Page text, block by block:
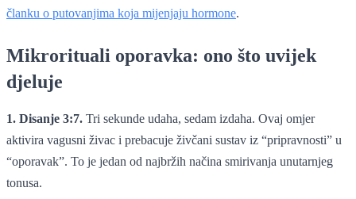
članku o putovanjima koja mijenjaju hormone.
Mikrorituali oporavka: ono što uvijek
djeluje
1. Disanje 3:7. Tri sekunde udaha, sedam izdaha. Ovaj omjer
aktivira vagusni živac i prebacuje živčani sustav iz “pripravnosti” u
“oporavak”. To je jedan od najbržih načina smirivanja unutarnjeg
tonusa.